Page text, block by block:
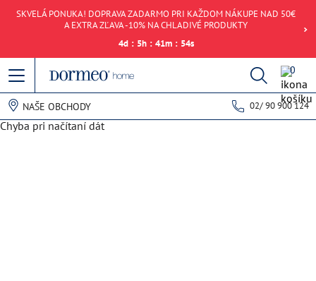
SKVELÁ PONUKA! DOPRAVA ZADARMO PRI KAŽDOM NÁKUPE NAD 50€
A EXTRA ZĽAVA -10% NA CHLADIVÉ PRODUKTY
4d : 5h : 41m : 54s
0
NAŠE OBCHODY 02/ 90 900 124
Chyba pri načítaní dát